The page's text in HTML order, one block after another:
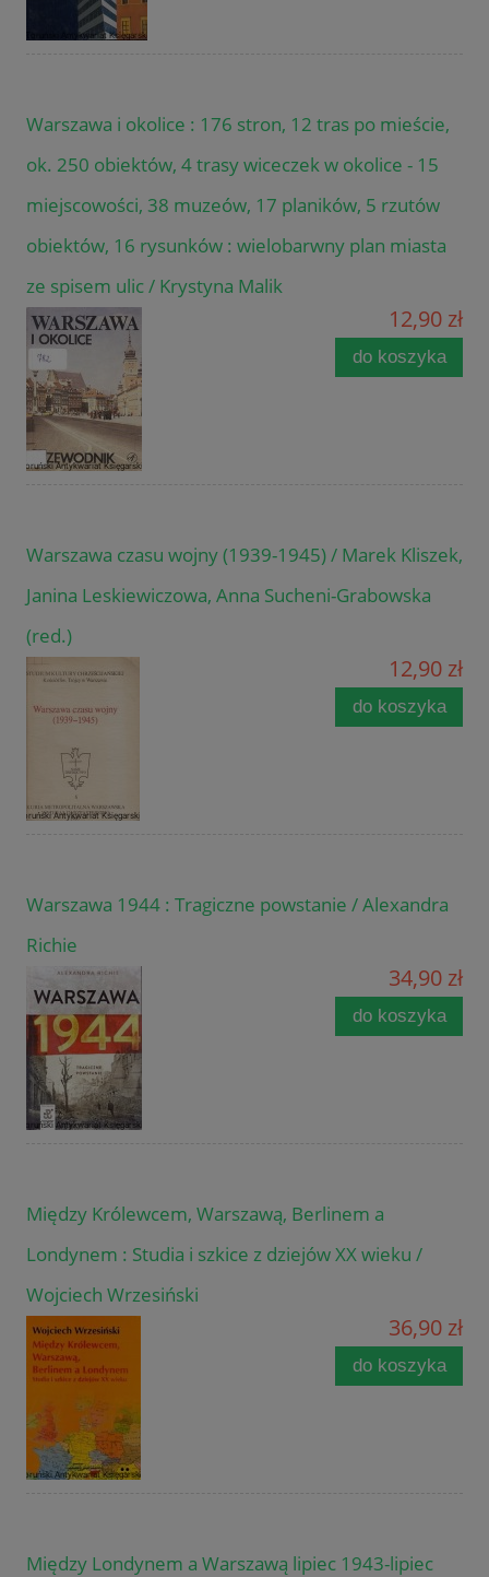
Warszawa i okolice : 176 stron, 12 tras po mieście,
ok. 250 obiektów, 4 trasy wiceczek w okolice - 15
miejscowości, 38 muzeów, 17 planików, 5 rzutów
obiektów, 16 rysunków : wielobarwny plan miasta
ze spisem ulic / Krystyna Malik
12,90 zł
do koszyka
Warszawa czasu wojny (1939-1945) / Marek Kliszek,
Janina Leskiewiczowa, Anna Sucheni-Grabowska
(red.)
12,90 zł
do koszyka
Warszawa 1944 : Tragiczne powstanie / Alexandra
Richie
34,90 zł
do koszyka
Między Królewcem, Warszawą, Berlinem a
Londynem : Studia i szkice z dziejów XX wieku /
Wojciech Wrzesiński
36,90 zł
do koszyka
Między Londynem a Warszawą lipiec 1943-lipiec